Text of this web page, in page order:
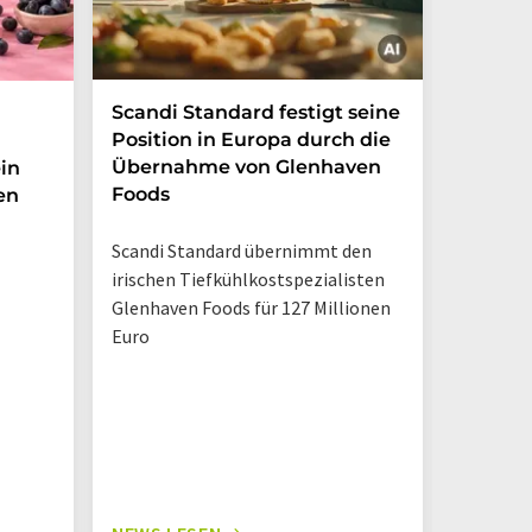
Scandi Standard festigt seine
Position in Europa durch die
Übernahme von Glenhaven
Foods
Scandi Standard übernimmt den
irischen Tiefkühlkostspezialisten
Glenhaven Foods für 127 Millionen
Euro